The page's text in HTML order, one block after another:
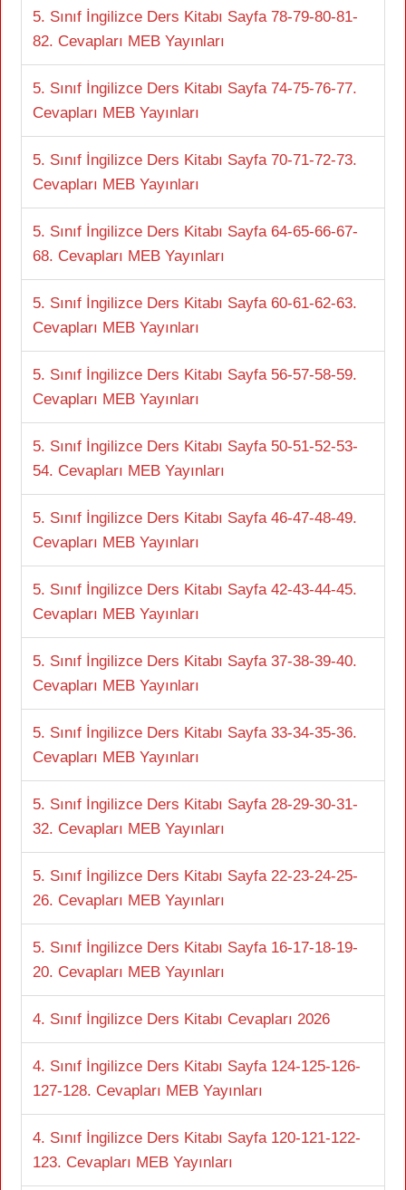
5. Sınıf İngilizce Ders Kitabı Sayfa 78-79-80-81-
82. Cevapları MEB Yayınları
5. Sınıf İngilizce Ders Kitabı Sayfa 74-75-76-77.
Cevapları MEB Yayınları
5. Sınıf İngilizce Ders Kitabı Sayfa 70-71-72-73.
Cevapları MEB Yayınları
5. Sınıf İngilizce Ders Kitabı Sayfa 64-65-66-67-
68. Cevapları MEB Yayınları
5. Sınıf İngilizce Ders Kitabı Sayfa 60-61-62-63.
Cevapları MEB Yayınları
5. Sınıf İngilizce Ders Kitabı Sayfa 56-57-58-59.
Cevapları MEB Yayınları
5. Sınıf İngilizce Ders Kitabı Sayfa 50-51-52-53-
54. Cevapları MEB Yayınları
5. Sınıf İngilizce Ders Kitabı Sayfa 46-47-48-49.
Cevapları MEB Yayınları
5. Sınıf İngilizce Ders Kitabı Sayfa 42-43-44-45.
Cevapları MEB Yayınları
5. Sınıf İngilizce Ders Kitabı Sayfa 37-38-39-40.
Cevapları MEB Yayınları
5. Sınıf İngilizce Ders Kitabı Sayfa 33-34-35-36.
Cevapları MEB Yayınları
5. Sınıf İngilizce Ders Kitabı Sayfa 28-29-30-31-
32. Cevapları MEB Yayınları
5. Sınıf İngilizce Ders Kitabı Sayfa 22-23-24-25-
26. Cevapları MEB Yayınları
5. Sınıf İngilizce Ders Kitabı Sayfa 16-17-18-19-
20. Cevapları MEB Yayınları
4. Sınıf İngilizce Ders Kitabı Cevapları 2026
4. Sınıf İngilizce Ders Kitabı Sayfa 124-125-126-
127-128. Cevapları MEB Yayınları
4. Sınıf İngilizce Ders Kitabı Sayfa 120-121-122-
123. Cevapları MEB Yayınları